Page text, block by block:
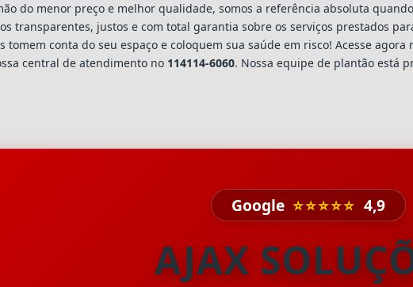
do menor preço e melhor qualidade, somos a referência absoluta
transparentes, justos e com total garantia sobre os serviços prestados
tomem conta do seu espaço e coloquem sua saúde em risco! Acesse agora
central de atendimento no 114114-6060. Nossa equipe de plantão está
Google ⭐⭐⭐⭐⭐ 4,9
AJAX